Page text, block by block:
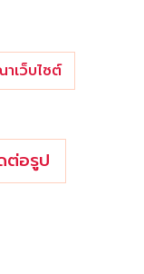
เว็บไซต์
ต่อรูป